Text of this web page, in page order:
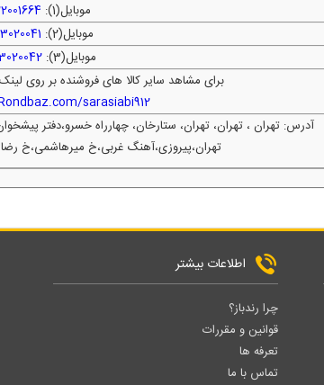
موبایل(1):
موبایل(2):
موبایل(3):
برای مشاهد سایر کالا های فروشنده بر روی
sarasiabi912
آدرس: تهران ، تهران، تهران، ستارخان، چهارراه خسرو،دفتر
تهران،پیروزی،آهنگ غربی،خ میرهاشمی،خ
اطلاعات بیشتر
چرا رندباز؟
قوانین و مقررات
تعرفه ها
تماس با ما